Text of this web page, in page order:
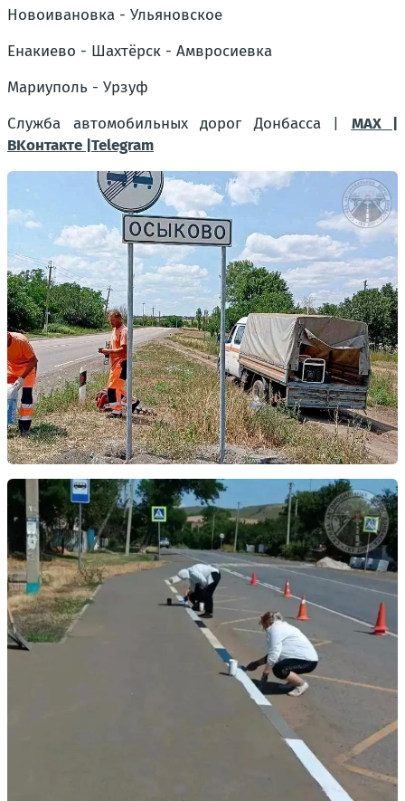
Новоивановка - Ульяновское
Енакиево - Шахтёрск - Амвросиевка
Мариуполь - Урзуф
Служба автомобильных дорог Донбасса | MAX |
BKонтакте |Telegram